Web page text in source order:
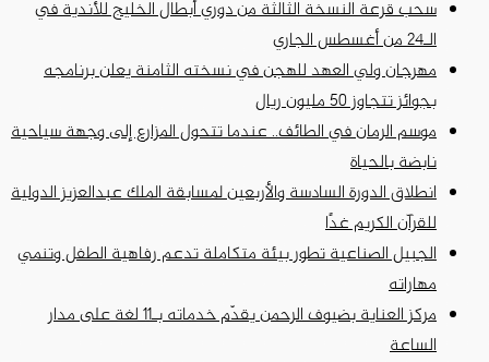
سحب قرعة النسخة الثالثة من دوري أبطال الخليج للأندية في
الـ24 من أغسطس الجاري
مهرجان ولي العهد للهجن في نسخته الثامنة يعلن برنامجه
بجوائز تتجاوز 50 مليون ريال
موسم الرمان في الطائف.. عندما تتحول المزارع إلى وجهة سياحية
نابضة بالحياة
انطلاق الدورة السادسة والأربعين لمسابقة الملك عبدالعزيز الدولية
للقرآن الكريم غدًا
الجبيل الصناعية تطور بيئة متكاملة تدعم رفاهية الطفل وتنمي
مهاراته
مركز العناية بضيوف الرحمن يقدّم خدماته بـ11 لغة على مدار
الساعة